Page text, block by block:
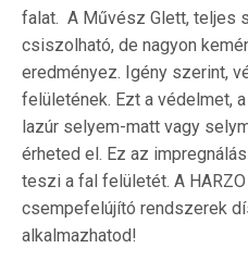
falat. A Művész Glett, teljes
csiszolható, de nagyon
eredményez. Igény szerint,
felületének. Ezt a védelmet,
lazúr selyem-matt vagy
érheted el. Ez az
teszi a fal felületét. A
csempefelújító rendszerek
alkalmazhatod!